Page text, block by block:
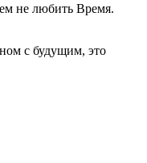
не любить Время.
с будущим, это